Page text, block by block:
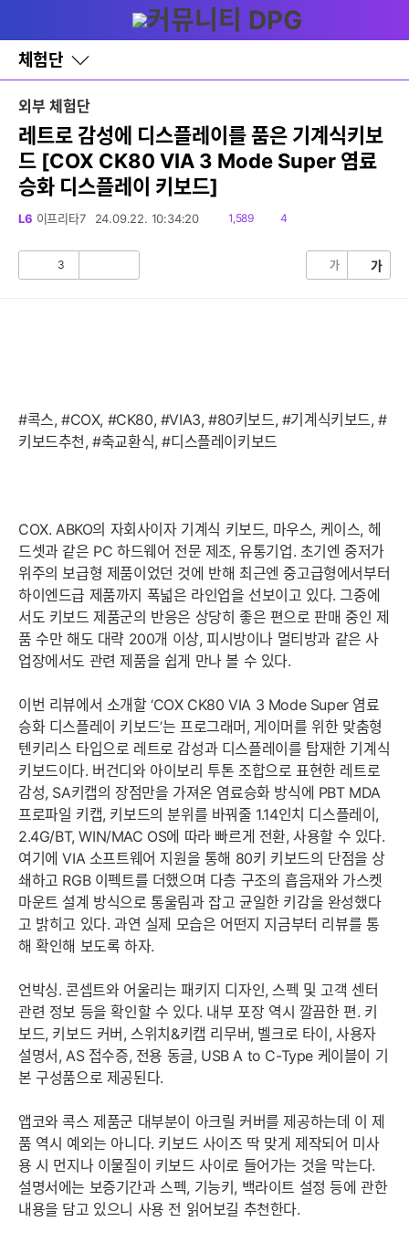
와
홈
체험단
바
로
가
기
레
이
어
창
토
외부 체험단
레트로 감성에 디스플레이를 품은 기계식키보
드 [COX CK80 VIA 3 Mode Super 염료
승화 디스플레이 키보드]
L6 이프리타7 24.09.22. 10:34:20
읽
1,589
댓
4
3 가 가
#콕스, #COX, #CK80, #VIA3, #80키보드, #기계식키보드, #
키보드추천, #축교환식, #디스플레이키보드
COX. ABKO의 자회사이자 기계식 키보드, 마우스, 케이스, 헤
드셋과 같은 PC 하드웨어 전문 제조, 유통기업. 초기엔 중저가
위주의 보급형 제품이었던 것에 반해 최근엔 중고급형에서부터
하이엔드급 제품까지 폭넓은 라인업을 선보이고 있다. 그중에
서도 키보드 제품군의 반응은 상당히 좋은 편으로 판매 중인 제
품 수만 해도 대략 200개 이상, 피시방이나 멀티방과 같은 사
업장에서도 관련 제품을 쉽게 만나 볼 수 있다.
이번 리뷰에서 소개할 ‘COX CK80 VIA 3 Mode Super 염료
승화 디스플레이 키보드’는 프로그래머, 게이머를 위한 맞춤형
텐키리스 타입으로 레트로 감성과 디스플레이를 탑재한 기계식
키보드이다. 버건디와 아이보리 투톤 조합으로 표현한 레트로
감성, SA키캡의 장점만을 가져온 염료승화 방식에 PBT MDA
프로파일 키캡, 키보드의 분위를 바꿔줄 1.14인치 디스플레이,
2.4G/BT, WIN/MAC OS에 따라 빠르게 전환, 사용할 수 있다.
여기에 VIA 소프트웨어 지원을 통해 80키 키보드의 단점을 상
쇄하고 RGB 이펙트를 더했으며 다층 구조의 흡음재와 가스켓
마운트 설계 방식으로 통울림과 잡고 균일한 키감을 완성했다
고 밝히고 있다. 과연 실제 모습은 어떤지 지금부터 리뷰를 통
해 확인해 보도록 하자.
언박싱. 콘셉트와 어울리는 패키지 디자인, 스펙 및 고객 센터
관련 정보 등을 확인할 수 있다. 내부 포장 역시 깔끔한 편. 키
보드, 키보드 커버, 스위치&키캡 리무버, 벨크로 타이, 사용자
설명서, AS 접수증, 전용 동글, USB A to C-Type 케이블이 기
본 구성품으로 제공된다.
앱코와 콕스 제품군 대부분이 아크릴 커버를 제공하는데 이 제
품 역시 예외는 아니다. 키보드 사이즈 딱 맞게 제작되어 미사
용 시 먼지나 이물질이 키보드 사이로 들어가는 것을 막는다.
설명서에는 보증기간과 스펙, 기능키, 백라이트 설정 등에 관한
내용을 담고 있으니 사용 전 읽어보길 추천한다.
세부정보 열기/접기